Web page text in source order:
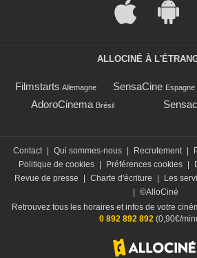
ALLOCINÉ À
Filmstarts Allemagne SensaCine Espagne
AdoroCinema Brésil
Contact | Qui sommes-nous | Recrutement |
Politique de cookies | Préférences cookies |
Revue de presse
| Charte d'écriture | Les
| ©AlloCiné
Retrouvez tous les horaires et infos de votre
0 892 892 892 (0,90€/